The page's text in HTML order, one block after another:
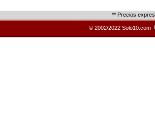
** Precios
© 2002/2022 Solo10.com